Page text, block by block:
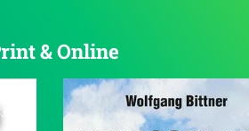
& Online